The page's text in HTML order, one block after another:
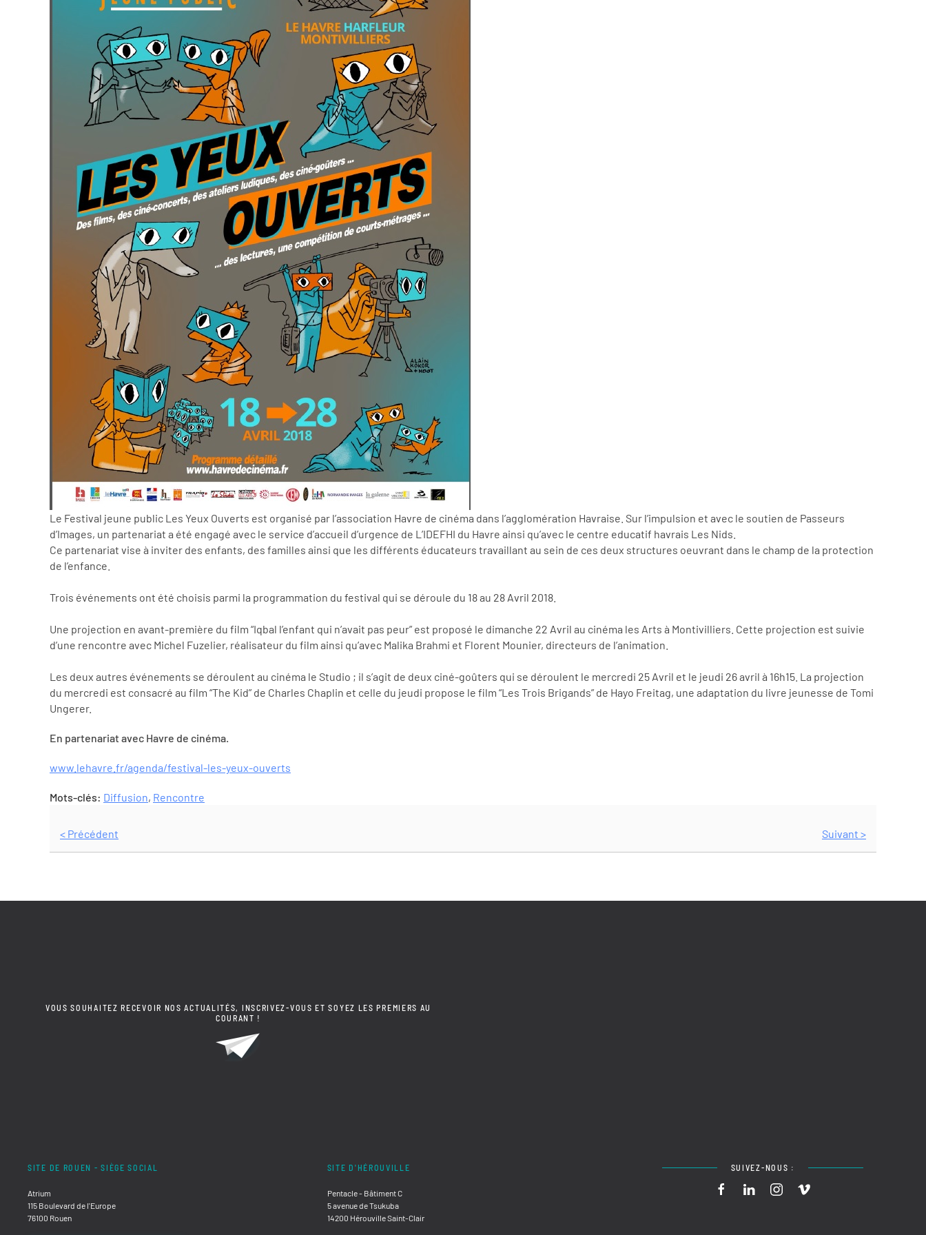
Le Festival jeune public Les Yeux Ouverts est organisé par l’association Havre de cinéma dans l’agglomération Havraise. Sur l’impulsion et avec le soutien de Passeurs
d’Images, un partenariat a été engagé avec le service d’accueil d’urgence de L’IDEFHI du Havre ainsi qu’avec le centre educatif havrais Les Nids.
Ce partenariat vise à inviter des enfants, des familles ainsi que les différents éducateurs travaillant au sein de ces deux structures oeuvrant dans le champ de la protection
de l’enfance.
Trois événements ont été choisis parmi la programmation du festival qui se déroule du 18 au 28 Avril 2018.
Une projection en avant-première du film “Iqbal l’enfant qui n’avait pas peur” est proposé le dimanche 22 Avril au cinéma les Arts à Montivilliers. Cette projection est suivie
d’une rencontre avec Michel Fuzelier, réalisateur du film ainsi qu’avec Malika Brahmi et Florent Mounier, directeurs de l’animation.
Les deux autres événements se déroulent au cinéma le Studio ; il s’agit de deux ciné-goûters qui se déroulent le mercredi 25 Avril et le jeudi 26 avril à 16h15. La projection
du mercredi est consacré au film “The Kid” de Charles Chaplin et celle du jeudi propose le film “Les Trois Brigands” de Hayo Freitag, une adaptation du livre jeunesse de Tomi
Ungerer.
En partenariat avec Havre de cinéma.
www.lehavre.fr/agenda/festival-les-yeux-ouverts
Mots-clés: Diffusion, Rencontre
< Précédent Suivant >
VOUS SOUHAITEZ RECEVOIR NOS ACTUALITÉS, INSCRIVEZ-VOUS ET SOYEZ LES PREMIERS AU
COURANT !
SITE DE ROUEN - SIÈGE SOCIAL
Atrium
115 Boulevard de l'Europe
76100 Rouen
SITE D'HÉROUVILLE
Pentacle - Bâtiment C
5 avenue de Tsukuba
14200 Hérouville Saint-Clair
SUIVEZ-NOUS :